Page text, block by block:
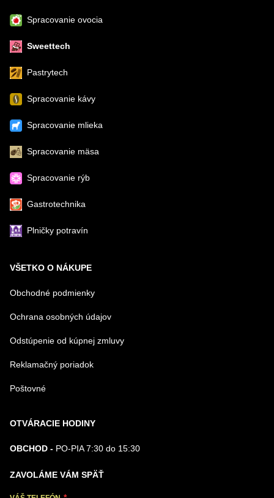
Spracovanie ovocia
Sweettech
Pastrytech
Spracovanie kávy
Spracovanie mlieka
Spracovanie mäsa
Spracovanie rýb
Gastrotechnika
Plničky potravín
VŠETKO O NÁKUPE
Obchodné podmienky
Ochrana osobných údajov
Odstúpenie od kúpnej zmluvy
Reklamačný poriadok
Poštovné
OTVÁRACIE HODINY
OBCHOD - PO-PIA 7:30 do 15:30
ZAVOLÁME VÁM SPÄŤ